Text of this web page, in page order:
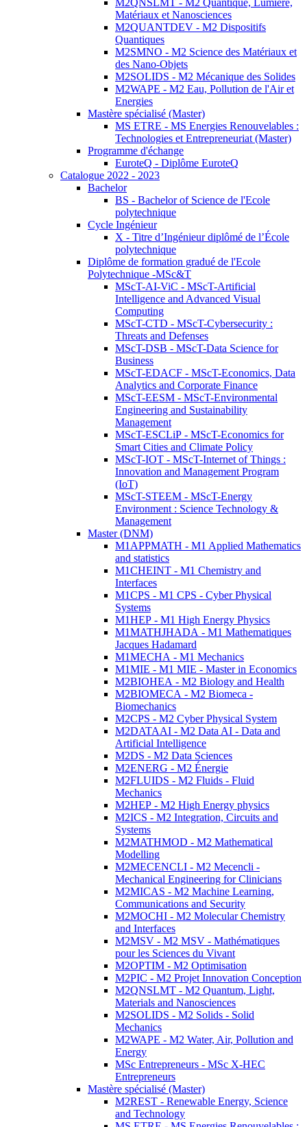
M2QNSLMT - M2 Quantique, Lumière,
Matériaux et Nanosciences
M2QUANTDEV - M2 Dispositifs
Quantiques
M2SMNO - M2 Science des Matériaux et
des Nano-Objets
M2SOLIDS - M2 Mécanique des Solides
M2WAPE - M2 Eau, Pollution de l'Air et
Energies
Mastère spécialisé (Master)
MS ETRE - MS Energies Renouvelables :
Technologies et Entrepreneuriat (Master)
Programme d'échange
EuroteQ - Diplôme EuroteQ
Catalogue 2022 - 2023
Bachelor
BS - Bachelor of Science de l'Ecole
polytechnique
Cycle Ingénieur
X - Titre d’Ingénieur diplômé de l’École
polytechnique
Diplôme de formation gradué de l'Ecole
Polytechnique -MSc&T
MScT-AI-ViC - MScT-Artificial
Intelligence and Advanced Visual
Computing
MScT-CTD - MScT-Cybersecurity :
Threats and Defenses
MScT-DSB - MScT-Data Science for
Business
MScT-EDACF - MScT-Economics, Data
Analytics and Corporate Finance
MScT-EESM - MScT-Environmental
Engineering and Sustainability
Management
MScT-ESCLiP - MScT-Economics for
Smart Cities and Climate Policy
MScT-IOT - MScT-Internet of Things :
Innovation and Management Program
(IoT)
MScT-STEEM - MScT-Energy
Environment : Science Technology &
Management
Master (DNM)
M1APPMATH - M1 Applied Mathematics
and statistics
M1CHEINT - M1 Chemistry and
Interfaces
M1CPS - M1 CPS - Cyber Physical
Systems
M1HEP - M1 High Energy Physics
M1MATHJHADA - M1 Mathematiques
Jacques Hadamard
M1MECHA - M1 Mechanics
M1MIE - M1 MIE - Master in Economics
M2BIOHEA - M2 Biology and Health
M2BIOMECA - M2 Biomeca -
Biomechanics
M2CPS - M2 Cyber Physical System
M2DATAAI - M2 Data AI - Data and
Artificial Intelligence
M2DS - M2 Data Sciences
M2ENERG - M2 Énergie
M2FLUIDS - M2 Fluids - Fluid
Mechanics
M2HEP - M2 High Energy physics
M2ICS - M2 Integration, Circuits and
Systems
M2MATHMOD - M2 Mathematical
Modelling
M2MECENCLI - M2 Mecencli -
Mechanical Engineering for Clinicians
M2MICAS - M2 Machine Learning,
Communications and Security
M2MOCHI - M2 Molecular Chemistry
and Interfaces
M2MSV - M2 MSV - Mathématiques
pour les Sciences du Vivant
M2OPTIM - M2 Optimisation
M2PIC - M2 Projet Innovation Conception
M2QNSLMT - M2 Quantum, Light,
Materials and Nanosciences
M2SOLIDS - M2 Solids - Solid
Mechanics
M2WAPE - M2 Water, Air, Pollution and
Energy
MSc Entrepreneurs - MSc X-HEC
Entrepreneurs
Mastère spécialisé (Master)
M2REST - Renewable Energy, Science
and Technology